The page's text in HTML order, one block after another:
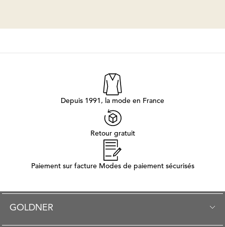
Depuis 1991, la mode en France
Retour gratuit
Paiement sur facture Modes de paiement sécurisés
GOLDNER